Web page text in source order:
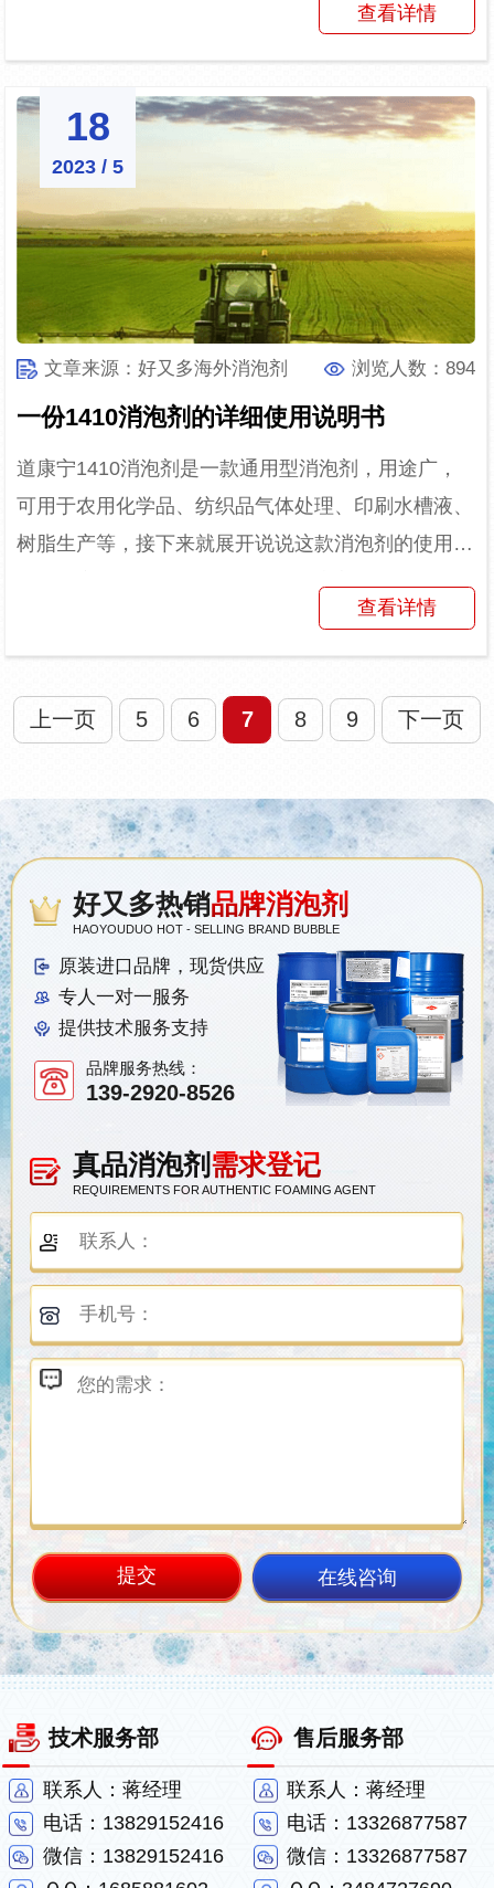
查看详情
2023 / 5
18
文章来源：好又多海外消泡剂 浏览人数：894
一份1410消泡剂的详细使用说明书
道康宁1410消泡剂是一款通用型消泡剂，用途广，
可用于农用化学品、纺织品气体处理、印刷水槽液、
树脂生产等，接下来就展开说说这款消泡剂的使用说
查看详情
上一页 5 6 7 8 9 下一页
真品消泡剂 需求登记
REQUIREMENTS FOR AUTHENTIC FOAMING AGENT
在线咨询
好又多热销品牌消泡剂
HAOYOUDUO HOT - SELLING BRAND BUBBLE
原装进口品牌，现货供应
专人一对一服务
提供技术服务支持
品牌服务热线：
139-2920-8526
技术服务部
联系人：蒋经理
电话：13829152416
微信：13829152416
售后服务部
联系人：蒋经理
电话：13326877587
微信：13326877587